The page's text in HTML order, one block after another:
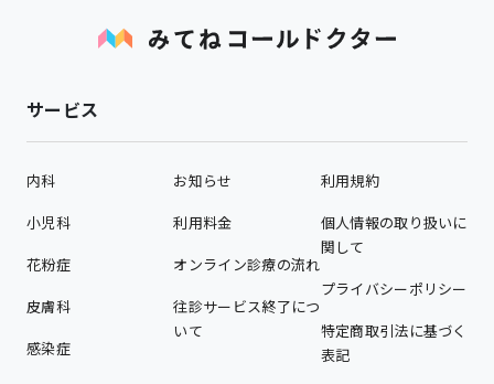
サービス
内科
小児科
花粉症
皮膚科
感染症
お知らせ
利用料金
オンライン診療の流れ
往診サービス終了につ
いて
利用規約
個人情報の取り扱いに
関して
プライバシーポリシー
特定商取引法に基づく
表記